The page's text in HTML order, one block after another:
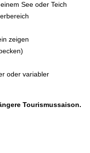
See oder Teich
zeigen
oder variabler
Tourismussaison.